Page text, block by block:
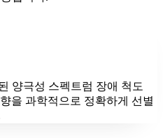
양극성 스펙트럼 장애 척도
을 과학적으로 정확하게 선별